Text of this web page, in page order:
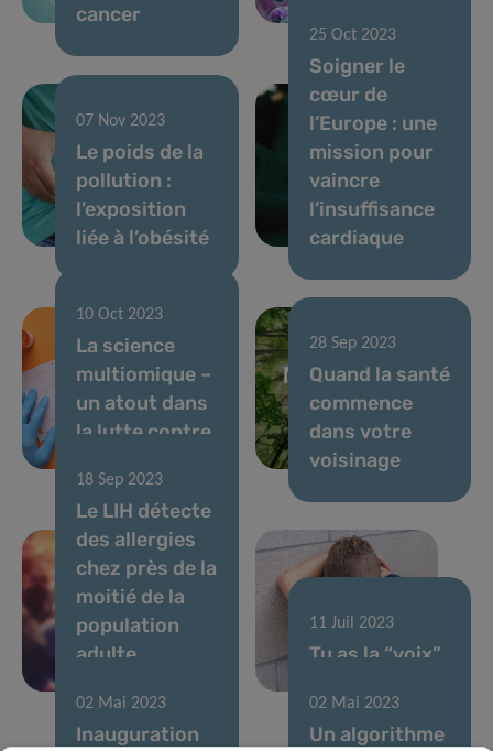
cancer
07 Nov 2023
Le poids de la
pollution :
l’exposition
liée à l’obésité
25 Oct 2023
Soigner le
cœur de
l’Europe : une
mission pour
vaincre
l’insuffisance
cardiaque
10 Oct 2023
La science
multiomique –
un atout dans
la lutte contre
28 Sep 2023
Quand la santé
commence
dans votre
voisinage
18 Sep 2023
Le LIH détecte
des allergies
chez près de la
moitié de la
population
adulte
11 Juil 2023
Tu as la “voix”
02 Mai 2023
Inauguration
02 Mai 2023
Un algorithme